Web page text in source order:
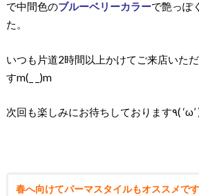
で中間色のブルーベリーカラーで艶っぽ
た。
いつも片道2時間以上かけてご来店いた
すm(_ _)m
春へ向けてパーマスタイルもオススメで